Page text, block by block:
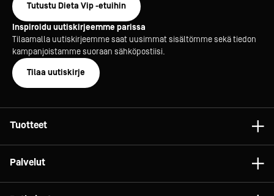
Tutustu Dieta Vip -etuihin
Inspiroidu uutiskirjeemme parissa
Tilaamalla uutiskirjeemme saat uusimmat sisältömme sekä tiedon
kampanjoistamme suoraan sähköpostiisi.
Tilaa uutiskirje
Tuotteet
Palvelut
Konsultointi